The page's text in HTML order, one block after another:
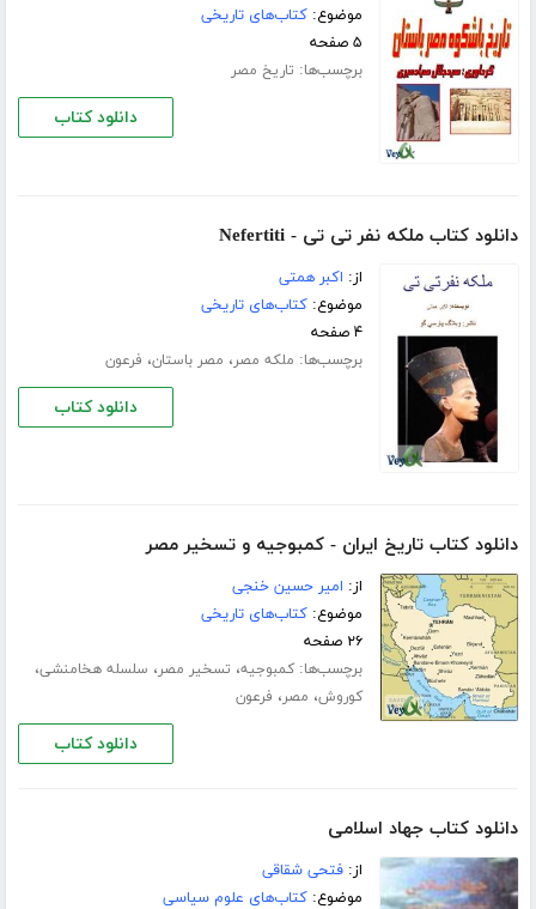
موضوع:کتاب‌های تاریخی
۵ صفحه
برچسب‌ها: تاریخ مصر
دانلود کتاب
دانلود کتاب ملکه نفر تی تی - Nefertiti
از: اکبر همتی
موضوع:کتاب‌های تاریخی
۴ صفحه
برچسب‌ها: ملکه مصر، مصر باستان، فرعون
دانلود کتاب
دانلود کتاب تاریخ ایران - کمبوجیه و تسخیر مصر
از: امیر حسین خنجی
موضوع:کتاب‌های تاریخی
۲۶ صفحه
برچسب‌ها:کمبوجیه، تسخیر مصر، سلسله هخامنشی،
کوروش، مصر، فرعون
دانلود کتاب
دانلود کتاب جهاد اسلامی
از:فتحی شقاقی
موضوع:کتاب‌های علوم سیاسی